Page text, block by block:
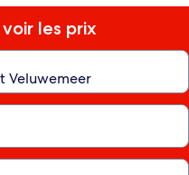
les prix